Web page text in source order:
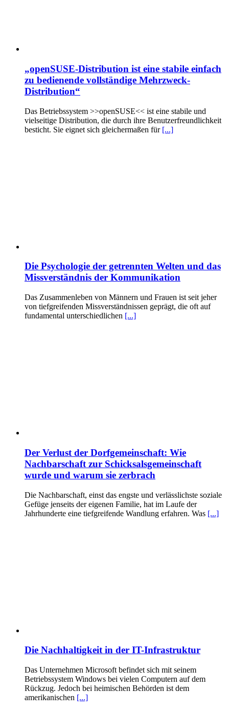
„openSUSE-Distribution ist eine stabile einfach
zu bedienende vollständige Mehrzweck-
Distribution“
Das Betriebssystem >>openSUSE<< ist eine stabile und
vielseitige Distribution, die durch ihre Benutzerfreundlichkeit
besticht. Sie eignet sich gleichermaßen für [...]
Die Psychologie der getrennten Welten und das
Missverständnis der Kommunikation
Das Zusammenleben von Männern und Frauen ist seit jeher
von tiefgreifenden Missverständnissen geprägt, die oft auf
fundamental unterschiedlichen [...]
Der Verlust der Dorfgemeinschaft: Wie
Nachbarschaft zur Schicksalsgemeinschaft
wurde und warum sie zerbrach
Die Nachbarschaft, einst das engste und verlässlichste soziale
Gefüge jenseits der eigenen Familie, hat im Laufe der
Jahrhunderte eine tiefgreifende Wandlung erfahren. Was [...]
Die Nachhaltigkeit in der IT-Infrastruktur
Das Unternehmen Microsoft befindet sich mit seinem
Betriebssystem Windows bei vielen Computern auf dem
Rückzug. Jedoch bei heimischen Behörden ist dem
amerikanischen [...]